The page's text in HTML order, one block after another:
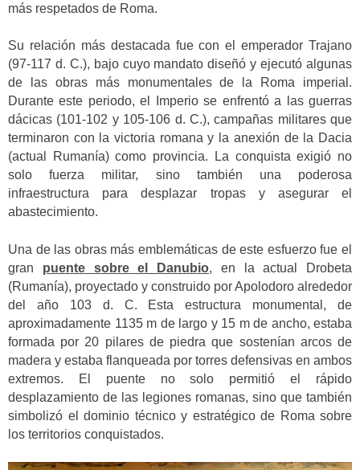
más respetados de Roma.
Su relación más destacada fue con el emperador Trajano
(97-117 d. C.), bajo cuyo mandato diseñó y ejecutó algunas
de las obras más monumentales de la Roma imperial.
Durante este periodo, el Imperio se enfrentó a las guerras
dácicas (101-102 y 105-106 d. C.), campañas militares que
terminaron con la victoria romana y la anexión de la Dacia
(actual Rumanía) como provincia. La conquista exigió no
solo fuerza militar, sino también una poderosa
infraestructura para desplazar tropas y asegurar el
abastecimiento.
Una de las obras más emblemáticas de este esfuerzo fue el
gran puente sobre el Danubio, en la actual Drobeta
(Rumanía), proyectado y construido por Apolodoro alrededor
del año 103 d. C. Esta estructura monumental, de
aproximadamente 1135 m de largo y 15 m de ancho, estaba
formada por 20 pilares de piedra que sostenían arcos de
madera y estaba flanqueada por torres defensivas en ambos
extremos. El puente no solo permitió el rápido
desplazamiento de las legiones romanas, sino que también
simbolizó el dominio técnico y estratégico de Roma sobre
los territorios conquistados.